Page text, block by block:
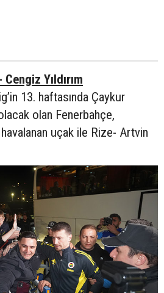
Yıldırım
13. haftasında Çaykur
olan Fenerbahçe,
uçak ile Rize- Artvin